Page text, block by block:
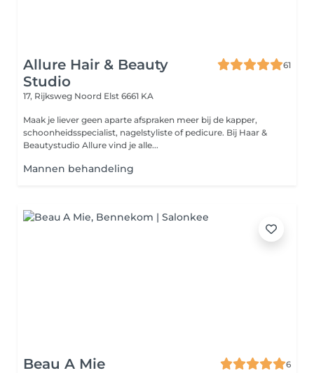
Allure Hair & Beauty
Studio
61
17, Rijksweg Noord Elst 6661 KA
Maak je liever geen aparte afspraken meer bij de kapper,
schoonheidsspecialist, nagelstyliste of pedicure. Bij Haar &
Beautystudio Allure vind je alle...
Mannen behandeling
Beau A Mie
6